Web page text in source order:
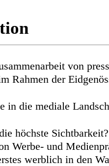
von
Rahmen der
die mediale
höchste Sichtbarkeit?
Werbe- und
werblich in den